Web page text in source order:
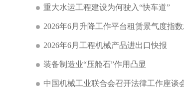
重大水运工程建设为何驶入“快车道”
2026年6月升降工作平台租赁景气度指
2026年6月工程机械产品进出口快报
装备制造业“压舱石”作用凸显
中国机械工业联合会召开法律工作座谈